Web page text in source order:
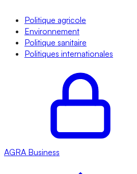
Politique agricole
Environnement
Politique sanitaire
Politiques internationales
AGRA Business